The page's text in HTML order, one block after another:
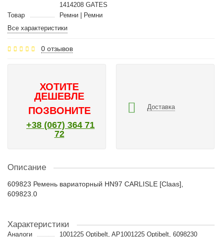
1414208 GATES
Товар
Ремни | Ремни
Все характеристики
0 отзывов
ХОТИТЕ
ДЕШЕВЛЕ
ПОЗВОНИТЕ
+38 (067) 364 71
72
Доставка
Описание
609823 Ремень вариаторный HN97 CARLISLE [Claas],
609823.0
Характеристики
Аналоги
1001225 Optibelt, AP1001225 Optibelt, 6098230